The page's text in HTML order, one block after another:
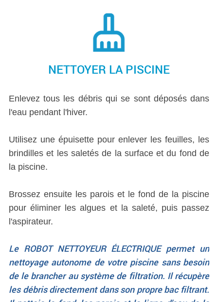
NETTOYER LA PISCINE
Enlevez tous les débris qui se sont déposés dans
l'eau pendant l'hiver.
Utilisez une épuisette pour enlever les feuilles, les
brindilles et les saletés de la surface et du fond de
la piscine.
Brossez ensuite les parois et le fond de la piscine
pour éliminer les algues et la saleté, puis passez
l'aspirateur.
Le ROBOT NETTOYEUR ÉLECTRIQUE permet un
nettoyage autonome de votre piscine sans besoin
de le brancher au système de filtration. Il récupère
les débris directement dans son propre bac filtrant.